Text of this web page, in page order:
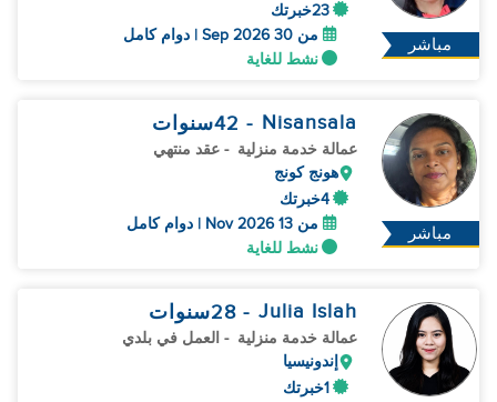
مباشر
23خبرتك
من 30 Sep 2026 | دوام كامل
نشط للغاية
مباشر
Nisansala
- 42 سنوات
عمالة خدمة منزلية - عقد منتهي
هونج كونج
4خبرتك
من 13 Nov 2026 | دوام كامل
نشط للغاية
Julia Islah
- 28 سنوات
عمالة خدمة منزلية - العمل في بلدي
إندونيسيا
1خبرتك